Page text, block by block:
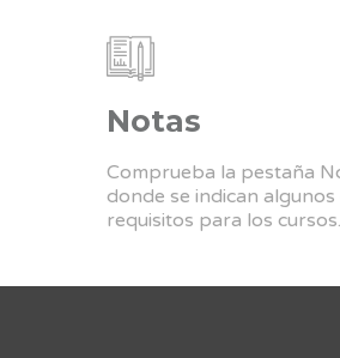
Notas
Comprueba la pestaña
donde se indican algunos
requisitos para los cursos.